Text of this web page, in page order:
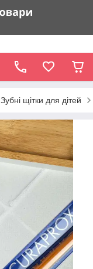
Зубні щітки для дітей